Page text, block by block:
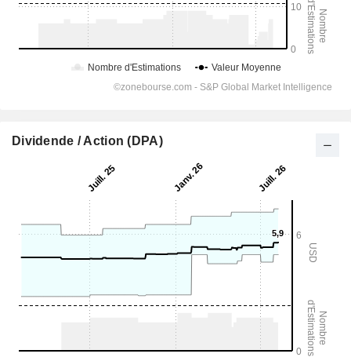
Dividende / Action (DPA)